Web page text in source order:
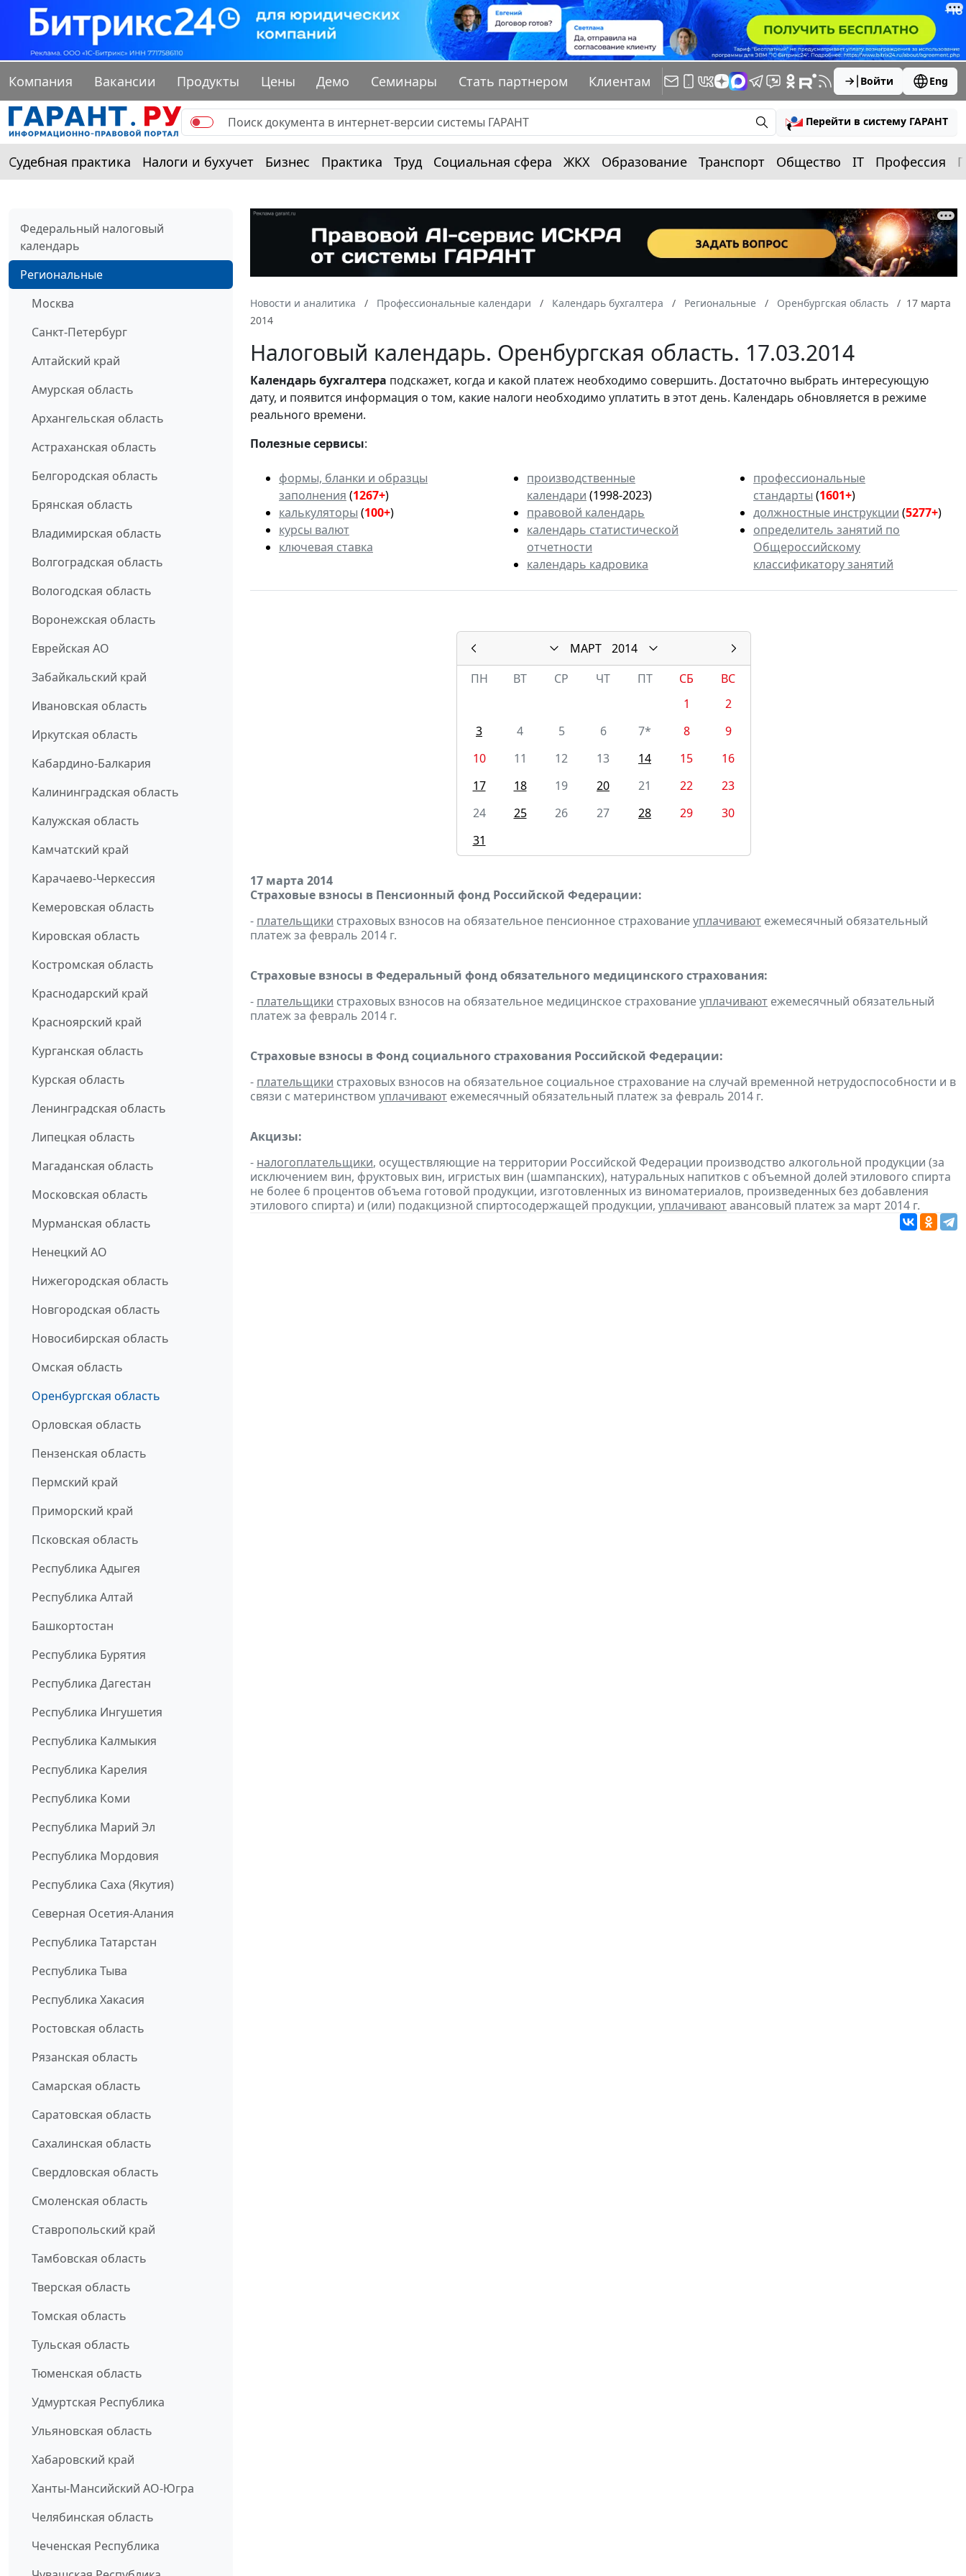
Компания Вакансии Продукты Цены Демо Семинары Стать партнером Клиентам Войти Eng
Перейти в систему ГАРАНТ
Судебная практика Налоги и бухучет Бизнес Практика Труд Социальная сфера ЖКХ Образование Транспорт Общество IT Профессия
Федеральный налоговый
календарь
Региональные
Москва
Санкт-Петербург
Алтайский край
Амурская область
Архангельская область
Астраханская область
Белгородская область
Брянская область
Владимирская область
Волгоградская область
Вологодская область
Воронежская область
Еврейская АО
Забайкальский край
Ивановская область
Иркутская область
Кабардино-Балкария
Калининградская область
Калужская область
Камчатский край
Карачаево-Черкессия
Кемеровская область
Кировская область
Костромская область
Краснодарский край
Красноярский край
Курганская область
Курская область
Ленинградская область
Липецкая область
Магаданская область
Московская область
Мурманская область
Ненецкий АО
Нижегородская область
Новгородская область
Новосибирская область
Омская область
Оренбургская область
Орловская область
Пензенская область
Пермский край
Приморский край
Псковская область
Республика Адыгея
Республика Алтай
Башкортостан
Республика Бурятия
Республика Дагестан
Республика Ингушетия
Республика Калмыкия
Республика Карелия
Республика Коми
Республика Марий Эл
Республика Мордовия
Республика Саха (Якутия)
Северная Осетия-Алания
Республика Татарстан
Республика Тыва
Республика Хакасия
Ростовская область
Рязанская область
Самарская область
Саратовская область
Сахалинская область
Свердловская область
Смоленская область
Ставропольский край
Тамбовская область
Тверская область
Томская область
Тульская область
Тюменская область
Удмуртская Республика
Ульяновская область
Хабаровский край
Ханты-Мансийский АО-Югра
Челябинская область
Чеченская Республика
Новости и аналитика Профессиональные календари Календарь бухгалтера Региональные Оренбургская область
17 марта
2014
Налоговый календарь. Оренбургская область. 17.03.2014
Календарьбухгалтера подскажет, когда и какой платеж необходимо совершить. Достаточно выбрать интересующую
дату, и появится информация о том, какие налоги необходимо уплатить в этот день. Календарь обновляется в режиме
реального времени.
Полезные сервисы:
формы, бланки и образцы
заполнения (1267+)
калькуляторы (100+)
курсы валют
ключевая ставка
производственные
календари (1998-2023)
правовой календарь
календарь статистической
отчетности
календарь кадровика
профессиональные
стандарты (1601+)
должностные инструкции (5277+)
определитель занятий по
Общероссийскому
классификатору занятий
МАРТ
2014
ПН
ВТ СР ЧТ ПТ СБ
ВС
1
2
3
4 5 6 7* 8
9
10
11 12 13 14 15
16
17
18 19 20 21 22
23
24
25 26 27 28 29
30
31
17 марта 2014
Страховые взносы в Пенсионный фонд Российской Федерации:
- плательщики страховых взносов на обязательное пенсионное страхованиеуплачивают ежемесячный обязательный
платеж за февраль 2014 г.
Страховые взносы в Федеральный фонд обязательного медицинского страхования:
- плательщики страховых взносов на обязательное медицинское страхованиеуплачивают ежемесячный обязательный
платеж за февраль 2014 г.
Страховые взносы в Фонд социального страхования Российской Федерации:
- плательщики страховых взносов на обязательное социальное страхование на случай временной нетрудоспособности и в
связи с материнством уплачивают ежемесячный обязательный платеж за февраль 2014 г.
Акцизы:
- налогоплательщики, осуществляющие на территории Российской Федерации производство алкогольной продукции (за
исключением вин, фруктовых вин, игристых вин (шампанских), натуральных напитков с объемной долей этилового спирта
не более 6 процентов объема готовой продукции, изготовленных из виноматериалов, произведенных без добавления
этилового спирта) и (или) подакцизной спиртосодержащей продукции, уплачиваютавансовый платеж за март 2014 г.